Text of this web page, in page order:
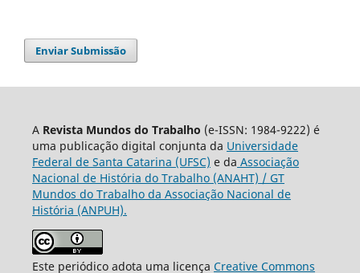
Enviar Submissão
A Revista Mundos do Trabalho (e-ISSN: 1984-9222) é
uma publicação digital conjunta da Universidade
Federal de Santa Catarina (UFSC) e da Associação
Nacional de História do Trabalho (ANAHT) / GT
Mundos do Trabalho da Associação Nacional de
História (ANPUH).
Este periódico adota uma licença Creative Commons